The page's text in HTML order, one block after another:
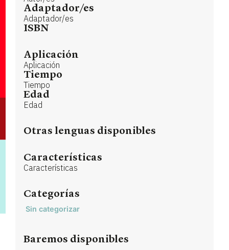
Adaptador/es
Adaptador/es
ISBN
Aplicación
Aplicación
Tiempo
Tiempo
Edad
Edad
Otras lenguas disponibles
Características
Características
Categorías
Sin categorizar
Baremos disponibles